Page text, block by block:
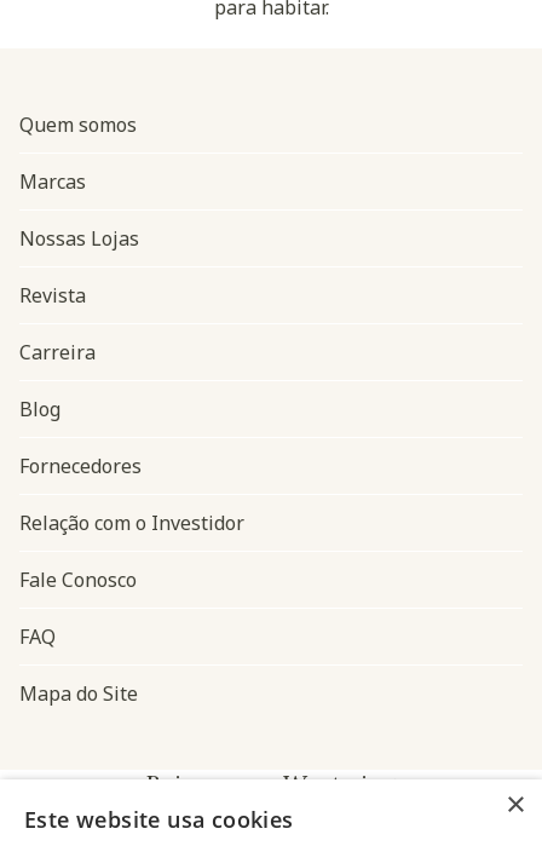
para habitar.
Navegação do rodapé
Quem somos
Marcas
Nossas Lojas
Revista
Carreira
Blog
Fornecedores
Relação com o Investidor
Fale Conosco
FAQ
Mapa do Site
Baixe o app Westwing
×
Este website usa cookies